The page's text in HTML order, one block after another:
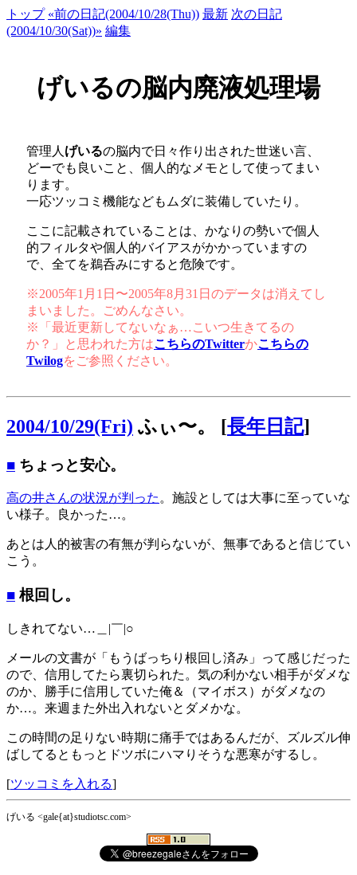
トップ «前の日記(2004/10/28(Thu)) 最新 次の日記
(2004/10/30(Sat))» 編集
げいるの脳内廃液処理場
管理人 げいるの脳内で日々作り出された世迷い言、
どーでも良いこと、個人的なメモとして使ってまい
ります。
一応ツッコミ機能などもムダに装備していたり。
ここに記載されていることは、かなりの勢いで個人
的フィルタや個人的バイアスがかかっていますの
で、全てを鵜呑みにすると危険です。
※2005年1月1日〜2005年8月31日のデータは消えてし
まいました。ごめんなさい。
※「最近更新してないなぁ…こいつ生きてるの
か？」と思われた方はこちらのTwitterかこちらの
Twilogをご参照ください。
2004/10/29(Fri) ふぃ〜。 [長年日記]
■ ちょっと安心。
高の井さんの状況が判った。施設としては大事に至っていな
い様子。良かった…。
あとは人的被害の有無が判らないが、無事であると信じてい
こう。
■ 根回し。
しきれてない…＿|￣|○
メールの文書が「もうばっちり根回し済み」って感じだった
ので、信用してたら裏切られた。気の利かない相手がダメな
のか、勝手に信用していた俺＆（マイボス）がダメなの
か…。来週また外出入れないとダメかな。
この時間の足りない時期に痛手ではあるんだが、ズルズル伸
ばしてるともっとドツボにハマりそうな悪寒がするし。
[ツッコミを入れる]
げいる <gale{at}studiotsc.com>